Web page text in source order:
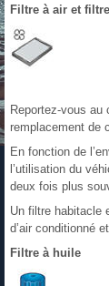
Filtre à air et
Reportez-vous au
remplacement de
En fonction de
l’utilisation du
deux fois plus
Un filtre habitacle
d’air conditionné
Filtre à huile